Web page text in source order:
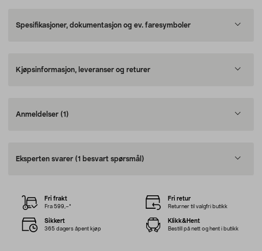
Spesifikasjoner, dokumentasjon og ev. faresymboler
Kjøpsinformasjon, leveranser og returer
Anmeldelser (1)
Eksperten svarer (1 besvart spørsmål)
Fri frakt
Fra 599,–*
Fri retur
Returner til valgfri butikk
Sikkert
365 dagers åpent kjøp
Klikk&Hent
Bestill på nett og hent i butikk